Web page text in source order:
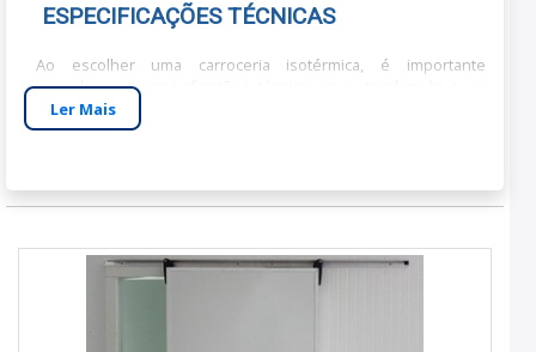
ESPECIFICAÇÕES TÉCNICAS
Ao escolher uma carroceria isotérmica, é importante
considerar as especificações técnicas que atendem às suas
necessidades.
para se adequar a variados tipos de veículos.
Materiais:Construídas com painéis de poliuretano e
estruturas reforçadas, garantindo isolamento térmico
Ler Mais